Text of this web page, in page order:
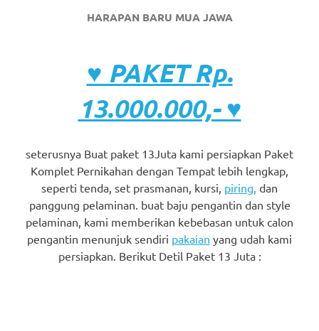
HARAPAN BARU MUA JAWA
♥ PAKET Rp.
13.000.000,- ♥
seterusnya Buat paket 13Juta kami persiapkan Paket
Komplet Pernikahan dengan Tempat lebih lengkap,
seperti tenda, set prasmanan, kursi, piring, dan
panggung pelaminan. buat baju pengantin dan style
pelaminan, kami memberikan kebebasan untuk calon
pengantin menunjuk sendiri pakaian yang udah kami
persiapkan. Berikut Detil Paket 13 Juta :